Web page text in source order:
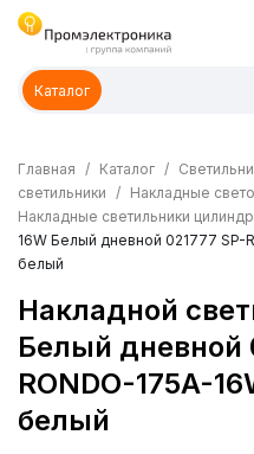
Каталог
Главная Каталог
светильники
Накладные
Накладные светильники
16W Белый дневной 021777 SP-
белый
Накладной
Белый дневной
RONDO-175A-
белый